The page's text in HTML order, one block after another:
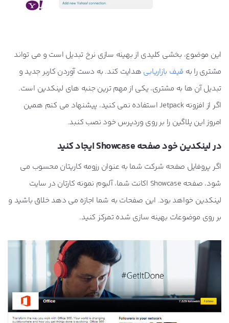
این موضوع، بخشی کلیدی از بهینه سازی نرخ تبدیل است و می تواند
مشتری را به قیف بازاریابی هدایت کند. به دست آوردن کاربر جدید و
تبدیل آن ها به مشتری، یکی از مهم ترین جنبه های لینکدین است.
اگر از افزونه Jetpack استفاده نمی کنید، پیشنهاد می کنم همین
امروز این پلاگین را بر روی وردپرس خود نصب کنبد.
در لینکدین خود صفحه Showcase ایجاد کنید
اگر پروفایل صفحه شرکت شما به عنوان رزومه کاریتان محسوب می
شود، صفحه Showcase اکانت شما، آلبوم نمونه کارتان در سایت
لینکدین خواهد بود. این صفحات به شما اجازه می دهد خلاق باشید و
بر روی موضوعات بهینه سازی شده تمرکز کنید.